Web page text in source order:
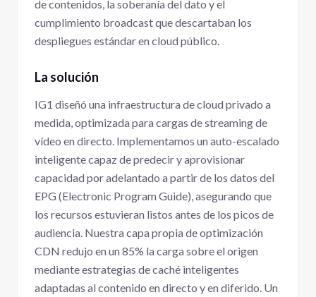
de contenidos, la soberanía del dato y el
cumplimiento broadcast que descartaban los
despliegues estándar en cloud público.
La solución
IG1 diseñó una infraestructura de cloud privado a
medida, optimizada para cargas de streaming de
vídeo en directo. Implementamos un auto-escalado
inteligente capaz de predecir y aprovisionar
capacidad por adelantado a partir de los datos del
EPG (Electronic Program Guide), asegurando que
los recursos estuvieran listos antes de los picos de
audiencia. Nuestra capa propia de optimización
CDN redujo en un 85% la carga sobre el origen
mediante estrategias de caché inteligentes
adaptadas al contenido en directo y en diferido. Un